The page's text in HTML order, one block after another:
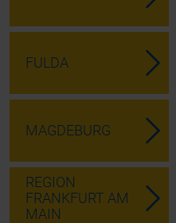
FULDA
MAGDEBURG
REGION
FRANKFURT AM
MAIN